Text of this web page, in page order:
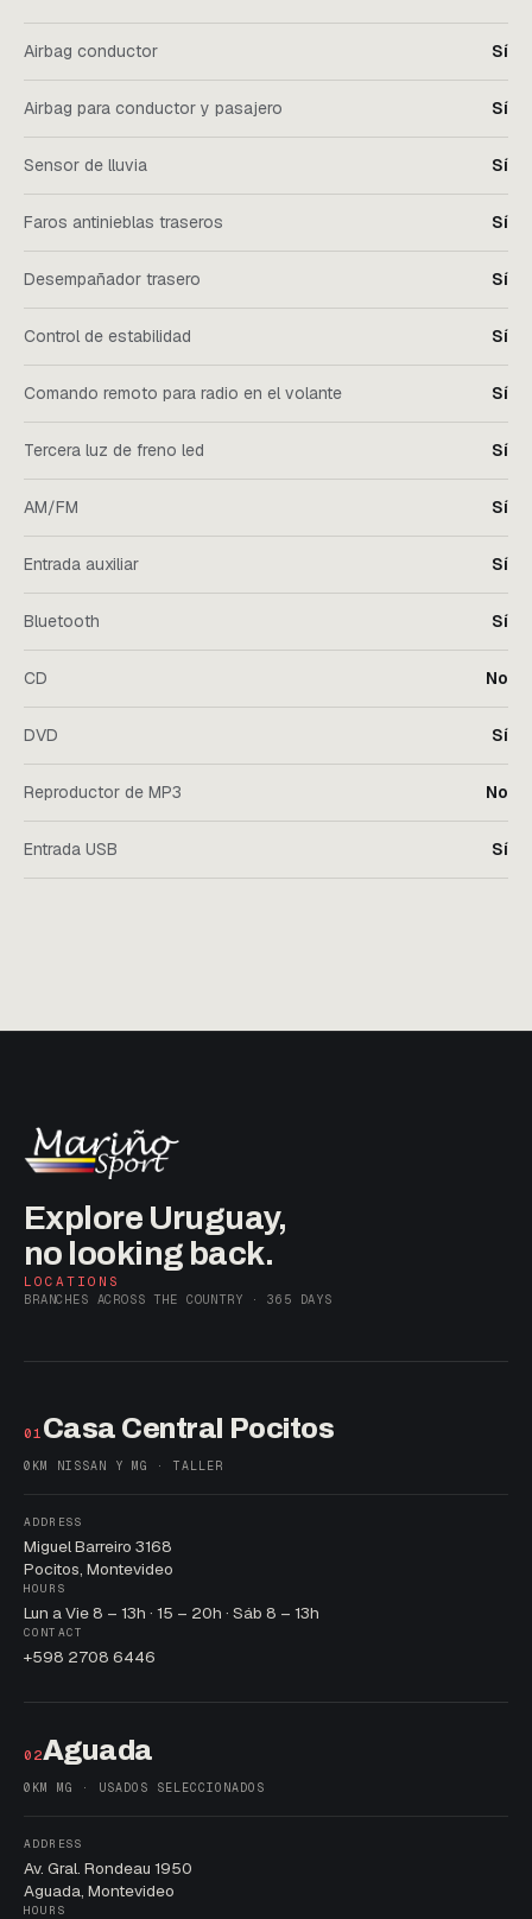
Airbag conductor Sí
Airbag para conductor y pasajero Sí
Sensor de lluvia Sí
Faros antinieblas traseros Sí
Desempañador trasero Sí
Control de estabilidad Sí
Comando remoto para radio en el volante Sí
Tercera luz de freno led Sí
AM/FM Sí
Entrada auxiliar Sí
Bluetooth Sí
CD No
DVD Sí
Reproductor de MP3 No
Entrada USB Sí
Explore Uruguay,
no looking back.
LOCATIONS
BRANCHES ACROSS THE COUNTRY · 365 DAYS
01 Casa Central Pocitos
0KM NISSAN Y MG · TALLER
ADDRESS
Miguel Barreiro 3168
Pocitos, Montevideo
HOURS
Lun a Vie 8 – 13h · 15 – 20h · Sáb 8 – 13h
CONTACT
+598 2708 6446
02Aguada
0KM MG · USADOS SELECCIONADOS
ADDRESS
Av. Gral. Rondeau 1950
Aguada, Montevideo
HOURS